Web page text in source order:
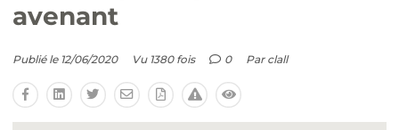
avenant
Publié le 12/06/2020 Vu 1380 fois 0 Par clall